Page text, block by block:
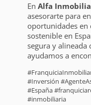
En Alfa
asesorarte para
oportunidades
sostenible en
segura y alineada
ayudamos a
#Inversión
#España
#inmobiliaria